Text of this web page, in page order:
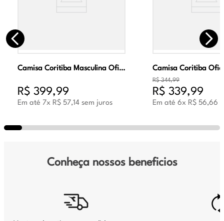
Camisa Coritiba Masculina Oficial Jogo 2 2026 Verde
R$ 399,99
Em até 7x R$ 57,14 sem juros
R$ 344,99
R$ 339,99
Em até 6x R$ 56,66
Conheça nossos beneficios